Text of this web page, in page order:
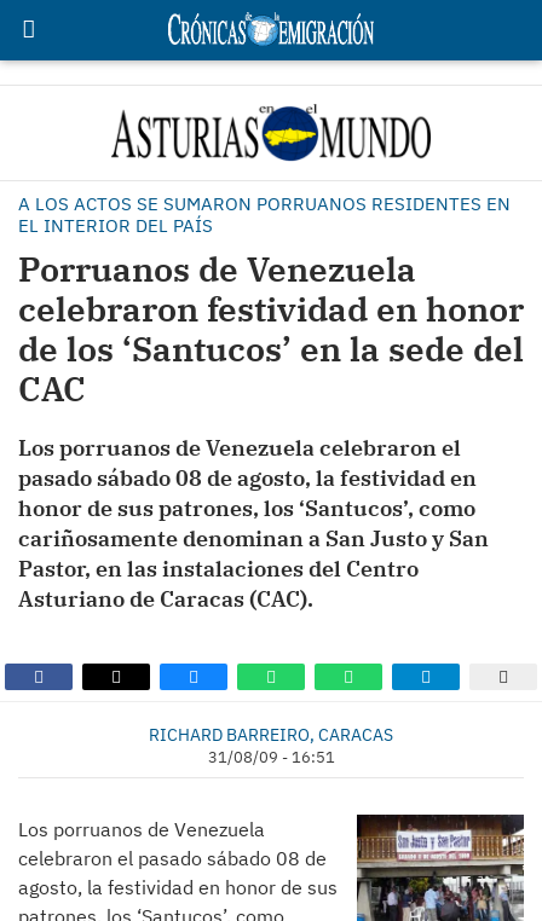
A LOS ACTOS SE SUMARON PORRUANOS RESIDENTES EN
EL INTERIOR DEL PAÍS
Porruanos de Venezuela
celebraron festividad en honor
de los ‘Santucos’ en la sede del
CAC
Los porruanos de Venezuela celebraron el
pasado sábado 08 de agosto, la festividad en
honor de sus patrones, los ‘Santucos’, como
cariñosamente denominan a San Justo y San
Pastor, en las instalaciones del Centro
Asturiano de Caracas (CAC).
RICHARD BARREIRO, CARACAS
31/08/09 - 16:51
Los porruanos de Venezuela
celebraron el pasado sábado 08 de
agosto, la festividad en honor de sus
patrones, los ‘Santucos’, como